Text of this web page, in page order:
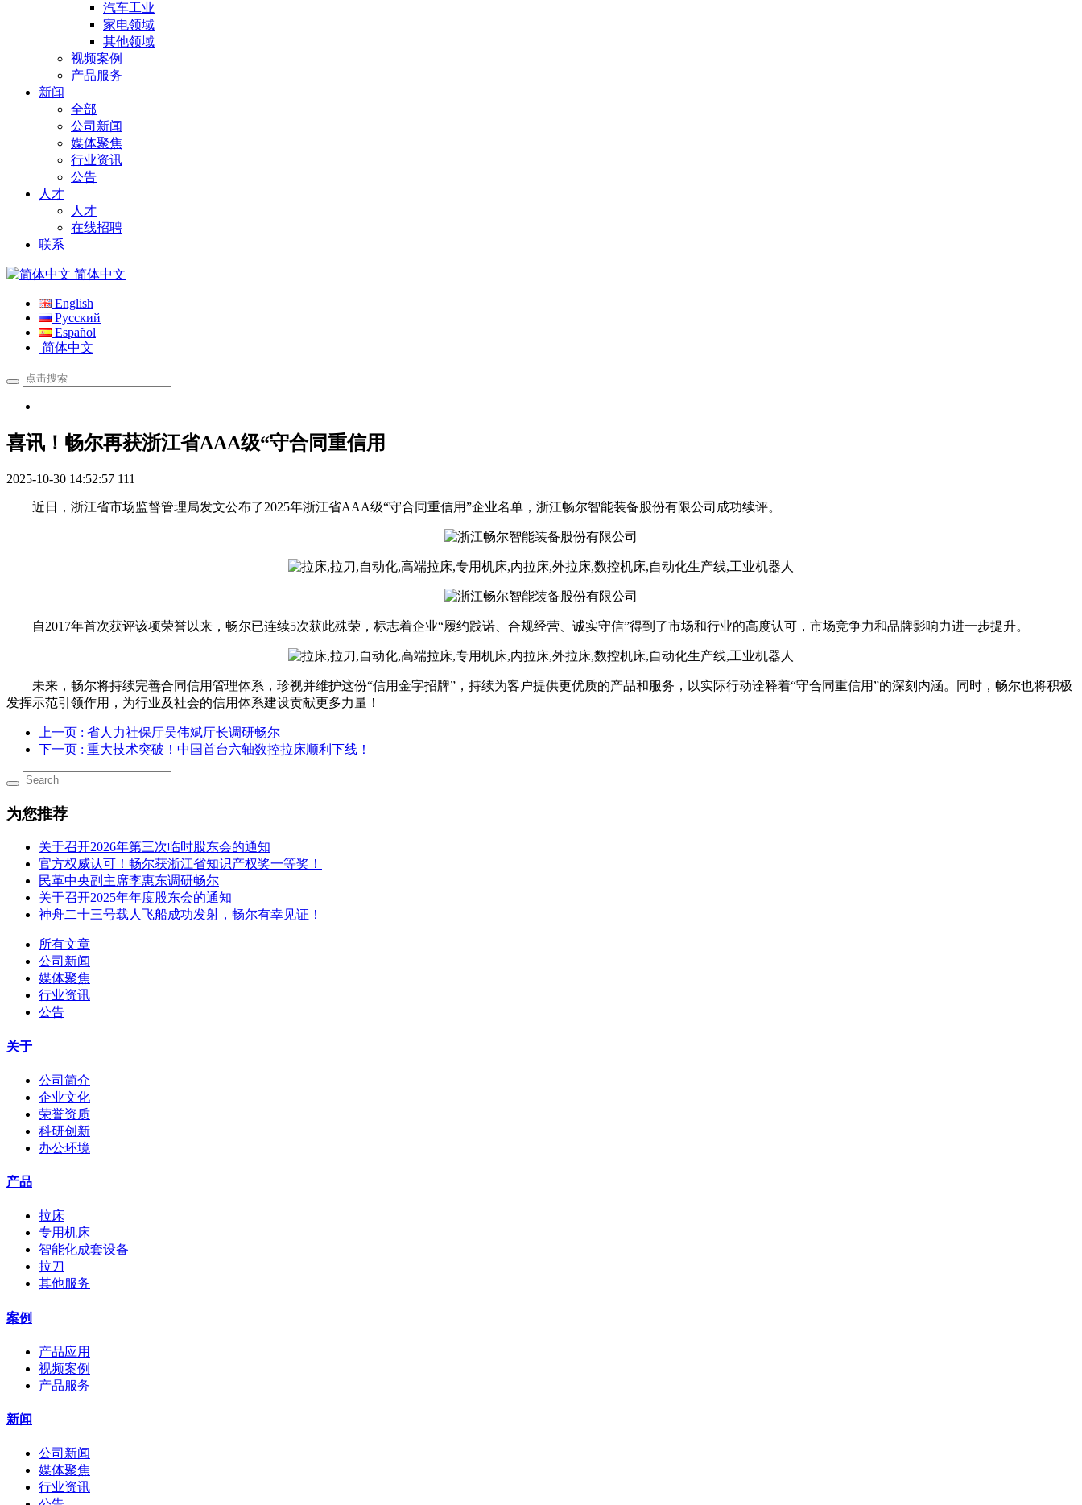
汽车工业
家电领域
其他领域
视频案例
产品服务
新闻
全部
公司新闻
媒体聚焦
行业资讯
公告
人才
人才
在线招聘
联系
简体中文
English
Русский
Español
简体中文
喜讯！畅尔再获浙江省AAA级“守合同重信用
2025-10-30 14:52:57 111
近日，浙江省市场监督管理局发文公布了2025年浙江省AAA级“守合同重信用”企业名单，浙江畅尔智能装备股份有限公司成功续评。
自2017年首次获评该项荣誉以来，畅尔已连续5次获此殊荣，标志着企业“履约践诺、合规经营、诚实守信”得到了市场和行业的高度认可，市场竞争力和品牌影响力进一步提升。
未来，畅尔将持续完善合同信用管理体系，珍视并维护这份“信用金字招牌”，持续为客户提供更优质的产品和服务，以实际行动诠释着“守合同重信用”的深刻内涵。同时，畅尔也将积极
发挥示范引领作用，为行业及社会的信用体系建设贡献更多力量！
上一页 : 省人力社保厅吴伟斌厅长调研畅尔
下一页 : 重大技术突破！中国首台六轴数控拉床顺利下线！
为您推荐
关于召开2026年第三次临时股东会的通知
官方权威认可！畅尔获浙江省知识产权奖一等奖！
民革中央副主席李惠东调研畅尔
关于召开2025年年度股东会的通知
神舟二十三号载人飞船成功发射，畅尔有幸见证！
所有文章
公司新闻
媒体聚焦
行业资讯
公告
关于
公司简介
企业文化
荣誉资质
科研创新
办公环境
产品
拉床
专用机床
智能化成套设备
拉刀
其他服务
案例
产品应用
视频案例
产品服务
新闻
公司新闻
媒体聚焦
行业资讯